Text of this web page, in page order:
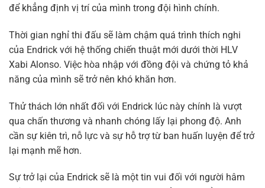
để khẳng định vị trí của mình trong đội hình chính.
Thời gian nghỉ thi đấu sẽ làm chậm quá trình thích nghi
của Endrick với hệ thống chiến thuật mới dưới thời HLV
Xabi Alonso. Việc hòa nhập với đồng đội và chứng tỏ khả
năng của mình sẽ trở nên khó khăn hơn.
Thử thách lớn nhất đối với Endrick lúc này chính là vượt
qua chấn thương và nhanh chóng lấy lại phong độ. Anh
cần sự kiên trì, nỗ lực và sự hỗ trợ từ ban huấn luyện để trở
lại mạnh mẽ hơn.
Sự trở lại của Endrick sẽ là một tin vui đối với người hâm